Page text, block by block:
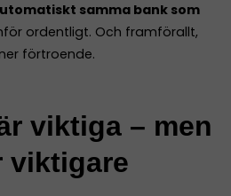
samma bank som
ordentligt. Och framförallt,
förtroende.
viktiga – men
viktigare